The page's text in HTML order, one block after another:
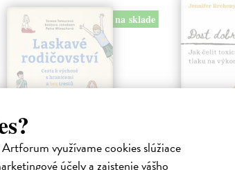
využívame cookies slúžiace
účely a zaistenie vášho
na sklade
Laskavé rodičovství Dost